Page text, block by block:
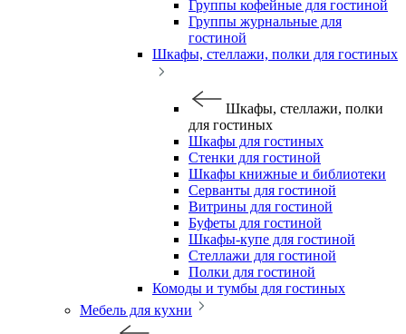
Группы кофейные для гостиной
Группы журнальные для
гостиной
Шкафы, стеллажи, полки для гостиных
Шкафы, стеллажи, полки
для гостиных
Шкафы для гостиных
Стенки для гостиной
Шкафы книжные и библиотеки
Серванты для гостиной
Витрины для гостиной
Буфеты для гостиной
Шкафы-купе для гостиной
Стеллажи для гостиной
Полки для гостиной
Комоды и тумбы для гостиных
Мебель для кухни